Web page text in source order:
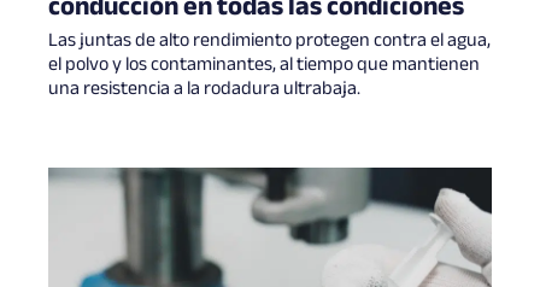
Las juntas de alto rendimiento protegen contra el agua,
el polvo y los contaminantes, al tiempo que mantienen
una resistencia a la rodadura ultrabaja.